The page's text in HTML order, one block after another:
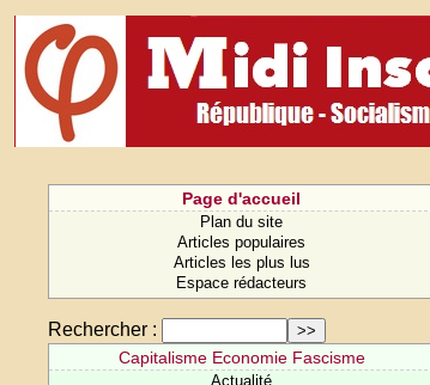
Page d'accueil
Plan du site
Articles populaires
Articles les plus lus
Espace rédacteurs
Rechercher :
Capitalisme Economie Fascisme
Actualité